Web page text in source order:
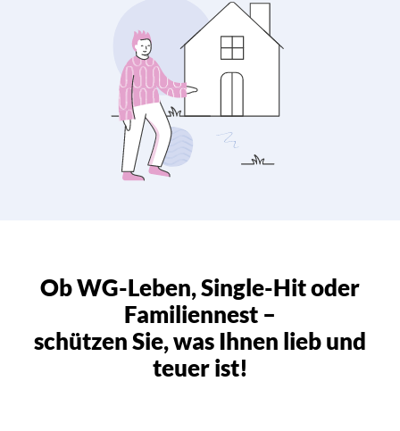
Ob WG-Leben, Single-Hit oder
Familiennest –
schützen Sie, was Ihnen lieb und
teuer ist!